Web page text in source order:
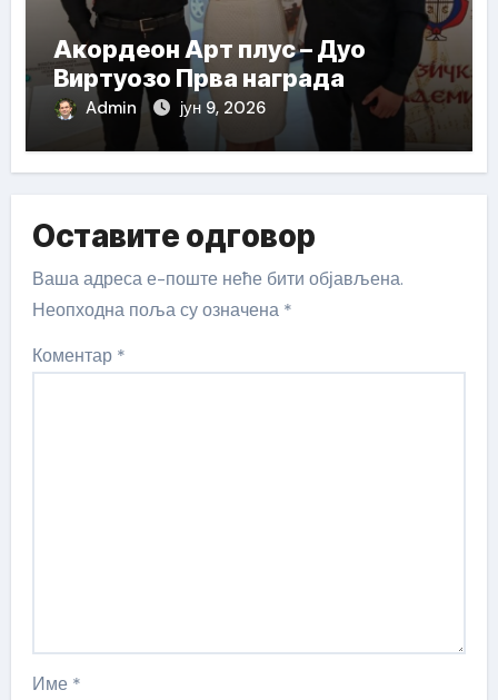
Акордеон Арт плус – Дуо
Виртуозо Прва награда
Admin јун 9, 2026
Оставите одговор
Ваша адреса е-поште неће бити објављена.
Неопходна поља су означена *
Коментар *
Име *